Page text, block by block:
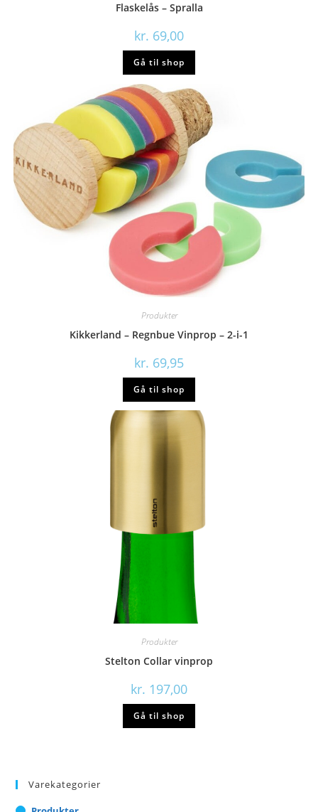
Flaskelås – Spralla
kr. 69,00
Gå til shop
Produkter
Kikkerland – Regnbue Vinprop – 2-i-1
kr. 69,95
Gå til shop
Produkter
Stelton Collar vinprop
kr. 197,00
Gå til shop
Varekategorier